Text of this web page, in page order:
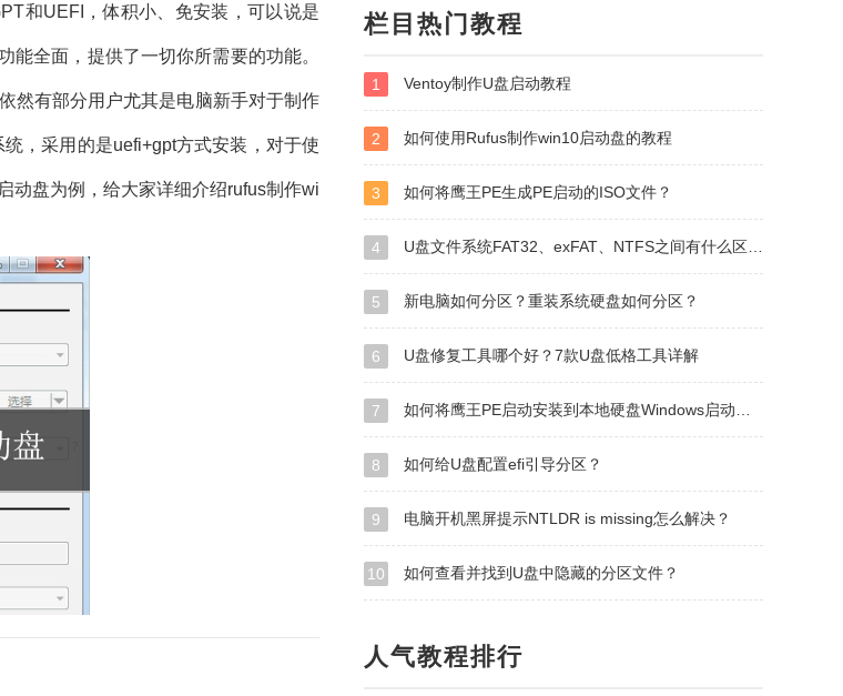
和UEFI，体积小、免安装，可以说是
全面，提供了一切你所需要的功能。
然有部分用户尤其是电脑新手对于制作
，采用的是uefi+gpt方式安装，对于使
动盘为例，给大家详细介绍rufus制作wi
栏目热门教程
1 Ventoy制作U盘启动教程
2 如何使用Rufus制作win10启动盘的教程
3 如何将鹰王PE生成PE启动的ISO文件？
4 U盘文件系统FAT32、exFAT、NTFS之间有什么区别？
5 新电脑如何分区？重装系统硬盘如何分区？
6 U盘修复工具哪个好？7款U盘低格工具详解
7 如何将鹰王PE启动安装到本地硬盘Windows启动管理器？
8 如何给U盘配置efi引导分区？
9 电脑开机黑屏提示NTLDR is missing怎么解决？
10 如何查看并找到U盘中隐藏的分区文件？
人气教程排行